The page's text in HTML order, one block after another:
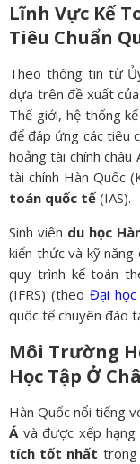
Lĩnh Vực Kế
Tiêu Chuẩn
Theo thông tin từ
dựa trên đề xuất
Thế giới, hệ thống
để đáp ứng các tiêu
hoảng tài chính châu
tài chính Hàn Quốc
toán quốc tế (IAS).
Sinh viên du học
kiến thức và kỹ năng
quy trình kế toán
(IFRS) (theo Đại học
quốc tế chuyên đào
Môi Trường
Học Tập Ở
Hàn Quốc nổi tiếng
Ávà được xếp
tích tốt nhất trong